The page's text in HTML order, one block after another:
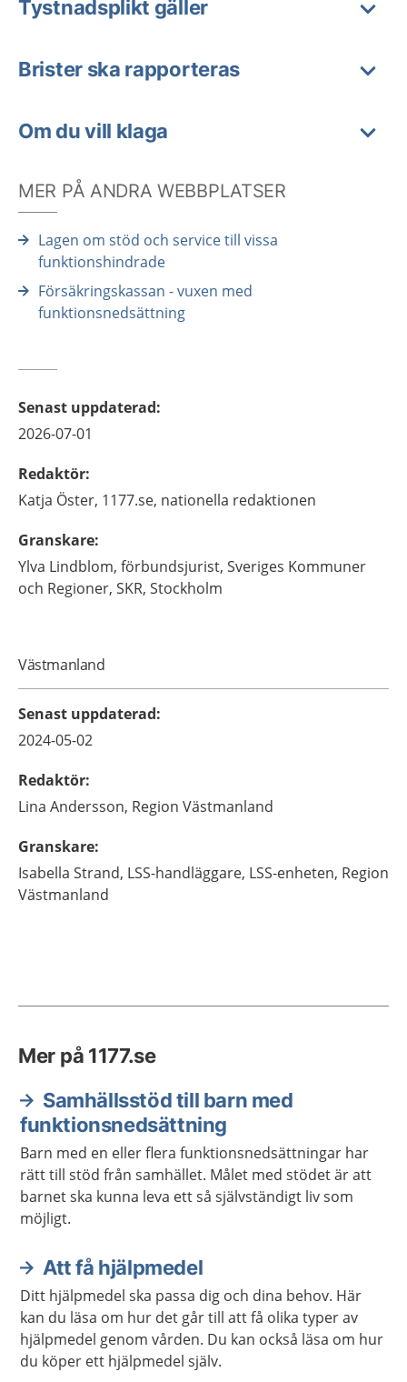
Tystnadsplikt gäller
Brister ska rapporteras
Om du vill klaga
MER PÅ ANDRA WEBBPLATSER
Lagen om stöd och service till vissa
funktionshindrade
Försäkringskassan - vuxen med
funktionsnedsättning
Senast uppdaterad:
2026-07-01
Redaktör:
Katja Öster, 1177.se, nationella redaktionen
Granskare:
Ylva Lindblom, förbundsjurist, Sveriges Kommuner
och Regioner, SKR, Stockholm
Västmanland
Senast uppdaterad:
2024-05-02
Redaktör:
Lina Andersson, Region Västmanland
Granskare:
Isabella Strand, LSS-handläggare, LSS-enheten, Region
Västmanland
Mer på 1177.se
Samhällsstöd till barn med
funktionsnedsättning
Barn med en eller flera funktionsnedsättningar har
rätt till stöd från samhället. Målet med stödet är att
barnet ska kunna leva ett så självständigt liv som
möjligt.
Att få hjälpmedel
Ditt hjälpmedel ska passa dig och dina behov. Här
kan du läsa om hur det går till att få olika typer av
hjälpmedel genom vården. Du kan också läsa om hur
du köper ett hjälpmedel själv.